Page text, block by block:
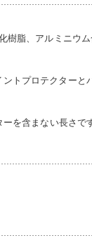
樹脂、アルミニウ
トプロテクターと
を含まない長さです